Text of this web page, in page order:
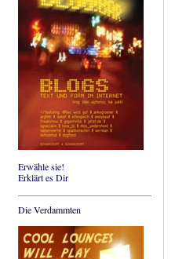
Erwähle sie!
Erklärt es Dir
Die Verdammten